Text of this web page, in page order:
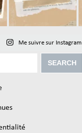
Me suivre sur Instagram